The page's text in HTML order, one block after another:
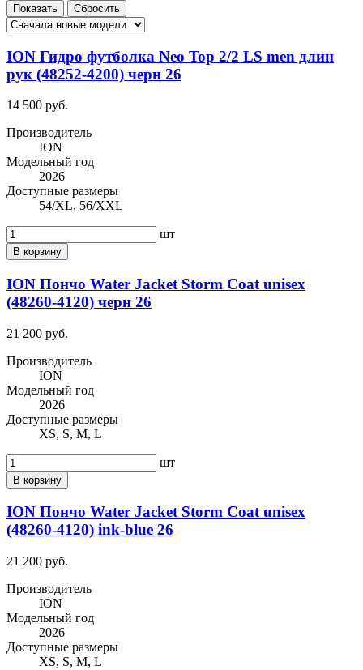
ION Гидро футболка Neo Top 2/2 LS men длин
рук (48252-4200) черн 26
14 500 руб.
Производитель
ION
Модельный год
2026
Доступные размеры
54/XL, 56/XXL
шт
В корзину
ION Пончо Water Jacket Storm Coat unisex
(48260-4120) черн 26
21 200 руб.
Производитель
ION
Модельный год
2026
Доступные размеры
XS, S, M, L
шт
В корзину
ION Пончо Water Jacket Storm Coat unisex
(48260-4120) ink-blue 26
21 200 руб.
Производитель
ION
Модельный год
2026
Доступные размеры
XS, S, M, L